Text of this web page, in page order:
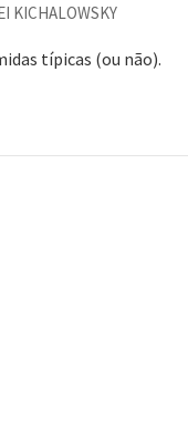
KICHALOWSKY
típicas (ou não).